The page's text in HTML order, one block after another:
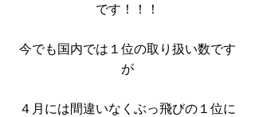
です！！！
今でも国内では１位の取り扱い数です
が
４月には間違いなくぶっ飛びの１位に